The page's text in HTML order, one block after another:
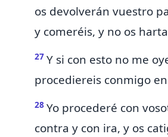
os devolverán vuestro
y comeréis, y no os
27 Y si con esto no me
procediereis conmigo
28 Yo procederé con
contra y con ira, y os